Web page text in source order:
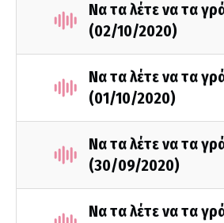
Να τα λέτε να τα
(02/10/2020)
Να τα λέτε να τα
(01/10/2020)
Να τα λέτε να τα
(30/09/2020)
Να τα λέτε να τα